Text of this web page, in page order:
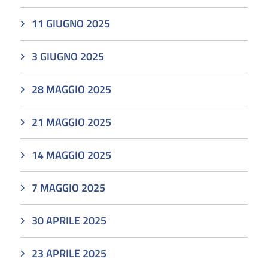
11 GIUGNO 2025
3 GIUGNO 2025
28 MAGGIO 2025
21 MAGGIO 2025
14 MAGGIO 2025
7 MAGGIO 2025
30 APRILE 2025
23 APRILE 2025